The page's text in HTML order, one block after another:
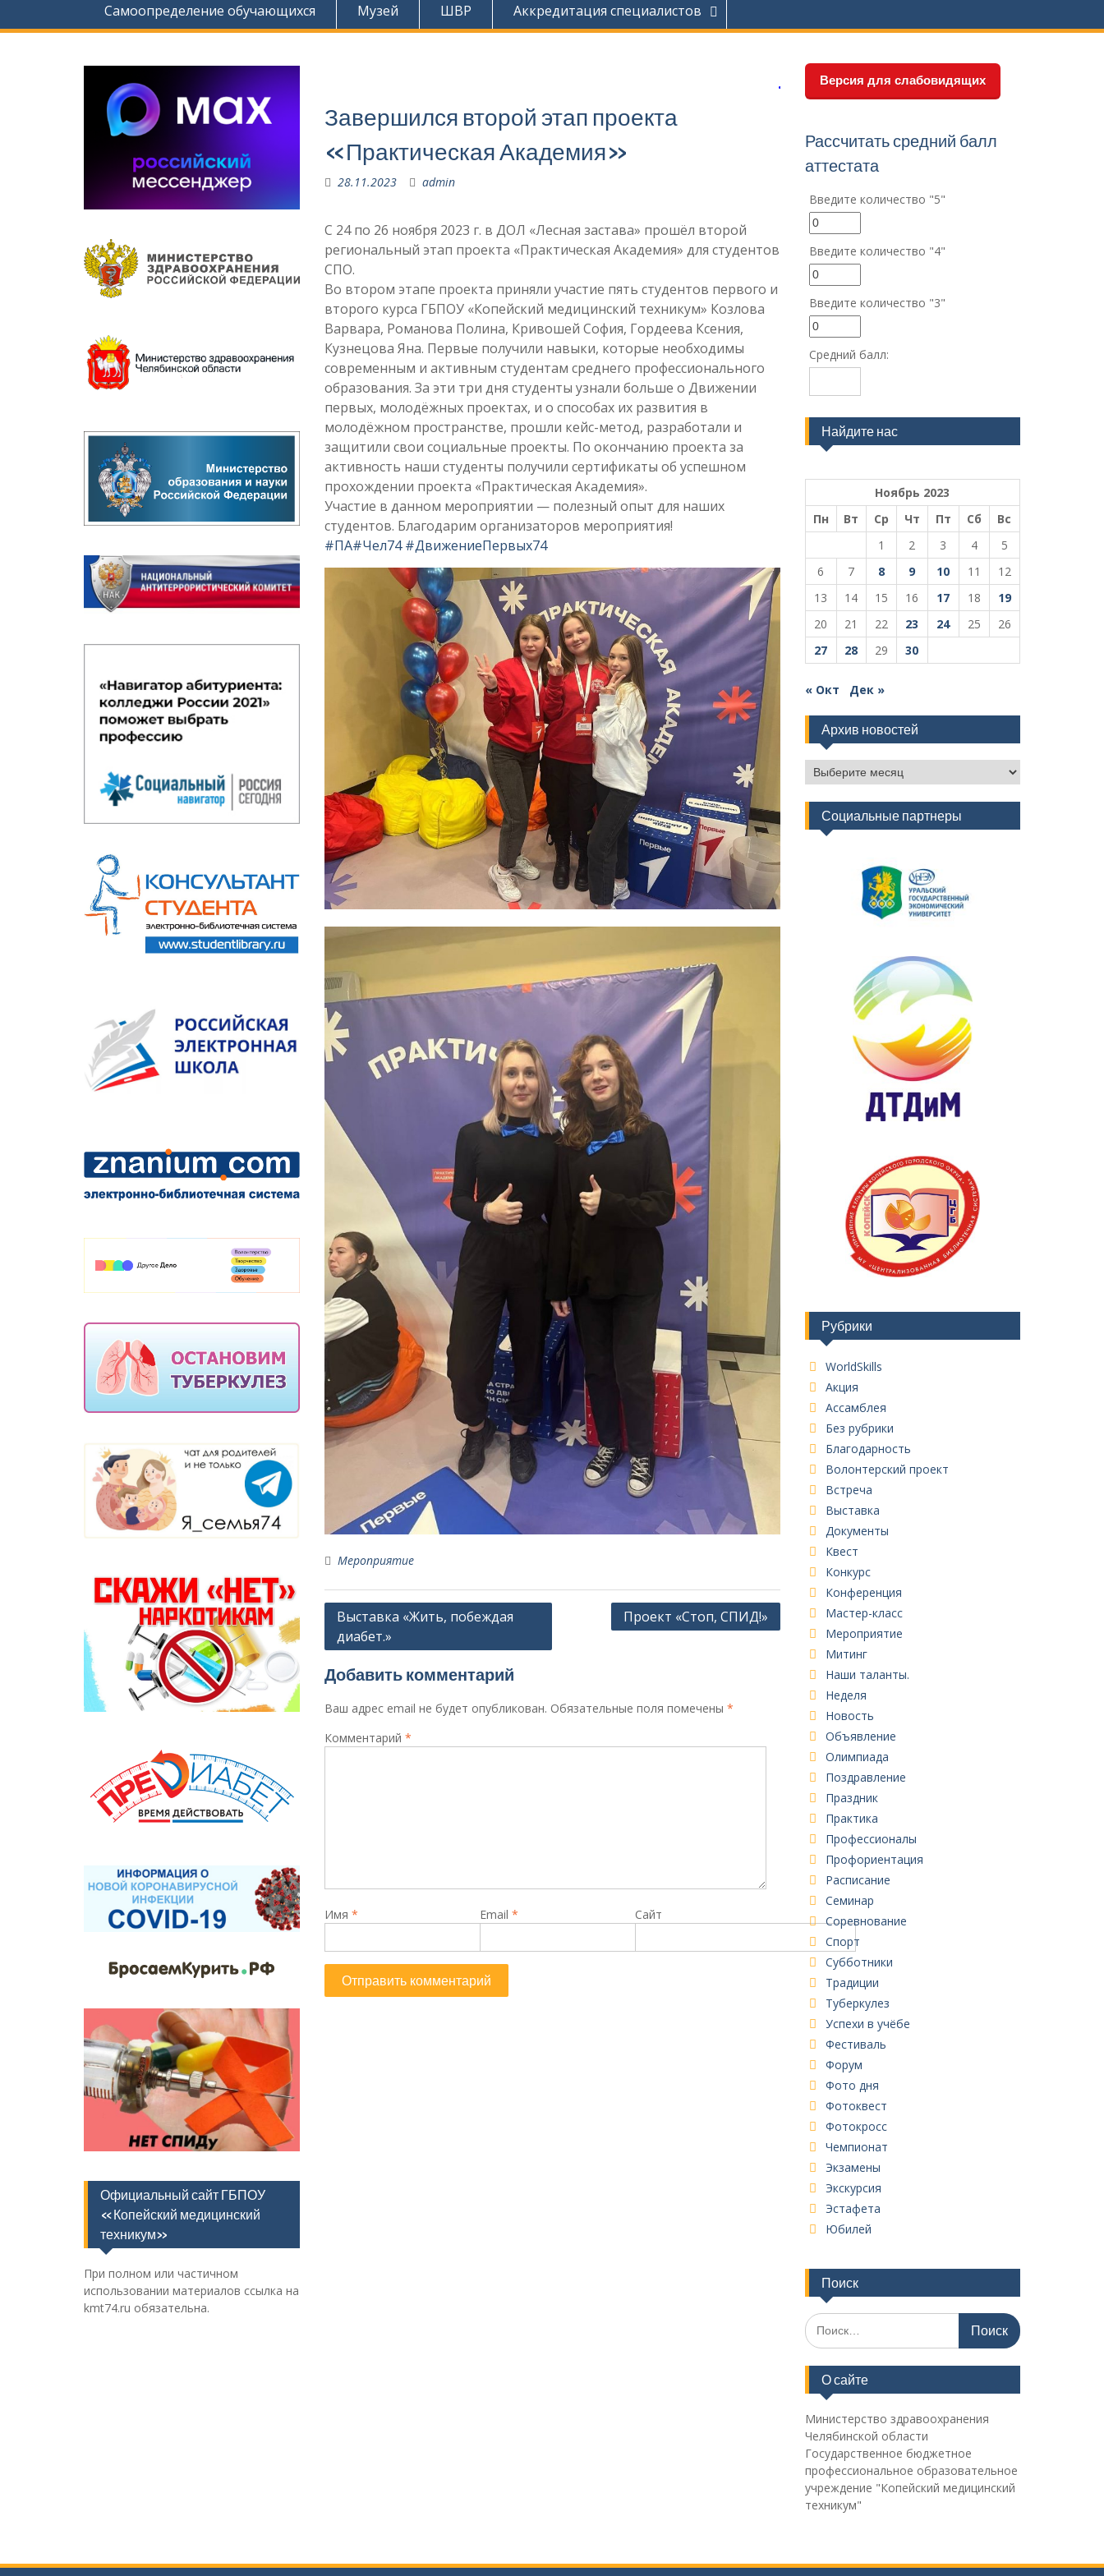
Самоопределение обучающихся
Музей ШВР Аккредитация специалистов
Завершился второй этап проекта
«Практическая Академия»
28.11.2023 admin
С 24 по 26 ноября 2023 г. в ДОЛ «Лесная застава» прошёл второй
региональный этап проекта «Практическая Академия» для студентов
СПО.
Во втором этапе проекта приняли участие пять студентов первого и
второго курса ГБПОУ «Копейский медицинский техникум» Козлова
Варвара, Романова Полина, Кривошей София, Гордеева Ксения,
Кузнецова Яна. Первые получили навыки, которые необходимы
современным и активным студентам среднего профессионального
образования. За эти три дня студенты узнали больше о Движении
первых, молодёжных проектах, и о способах их развития в
молодёжном пространстве, прошли кейс-метод, разработали и
защитили свои социальные проекты. По окончанию проекта за
активность наши студенты получили сертификаты об успешном
прохождении проекта «Практическая Академия».
Участие в данном мероприятии — полезный опыт для наших
студентов. Благодарим организаторов мероприятия!
#ПА#Чел74#ДвижениеПервых74
Мероприятие
Навигация
по
записям
Выставка «Жить, побеждая
диабет.»
Проект «Стоп, СПИД!»
Добавить комментарий
Ваш адрес email не будет опубликован. Обязательные поля помечены *
Комментарий *
Имя * Email * Сайт
Версия для слабовидящих
Рассчитать средний балл
аттестата
Введите количество "5"
Введите количество "4"
Введите количество "3"
Средний балл:
Найдите нас
Ноябрь 2023
Пн
Вт Ср Чт Пт Сб
Вс
1
2 3 4
5
6
7 8 9 10 11
12
13
14 15 16 17 18
19
20
21 22 23 24 25
26
27
28 29 30
« Окт Дек »
Архив новостей
Архив
новостей
Социальные партнеры
Рубрики
WorldSkills
Акция
Ассамблея
Без рубрики
Благодарность
Волонтерский проект
Встреча
Выставка
Документы
Квест
Конкурс
Конференция
Мастер-класс
Мероприятие
Митинг
Наши таланты.
Неделя
Новость
Объявление
Олимпиада
Поздравление
Праздник
Практика
Профессионалы
Профориентация
Расписание
Семинар
Соревнование
Спорт
Субботники
Традиции
Туберкулез
Успехи в учёбе
Фестиваль
Форум
Фото дня
Фотоквест
Фотокросс
Чемпионат
Экзамены
Экскурсия
Эстафета
Юбилей
Поиск
Поиск
по:
О сайте
Министерство здравоохранения
Челябинской области
Государственное бюджетное
профессиональное образовательное
учреждение "Копейский медицинский
техникум"
Официальный сайт ГБПОУ
«Копейский медицинский
техникум»
При полном или частичном
использовании материалов ссылка на
kmt74.ru обязательна.